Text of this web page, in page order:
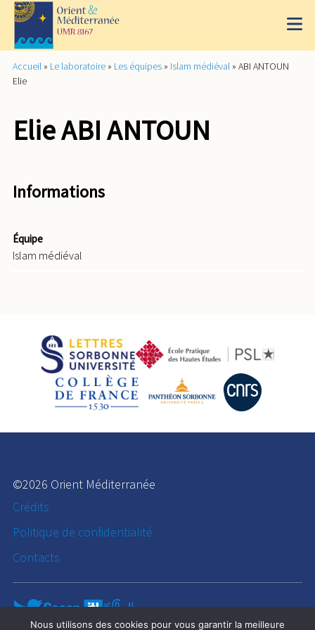
Accueil » Le laboratoire » Les équipes » Islam médiéval » ABI ANTOUN
Elie
Elie ABI ANTOUN
Informations
Équipe
Islam médiéval
©2026 Orient Méditerranée
Crédits
Politique de confidentialité
Contacts
Nous utilisons des cookies pour vous garantir la meilleure